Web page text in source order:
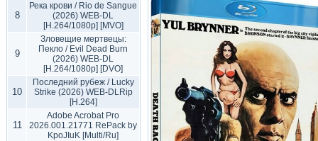
8
Река крови / Rio de Sangue
(2026) WEB-DL
[H.264/1080p] [MVO]
9
Зловещие мертвецы:
Пекло / Evil Dead Burn
(2026) WEB-DL
[H.264/1080p] [DVO]
10
Последний рубеж / Lucky
Strike (2026) WEB-DLRip
[H.264]
11
Adobe Acrobat Pro
2026.001.21771 RePack by
KpoJIuK [Multi/Ru]